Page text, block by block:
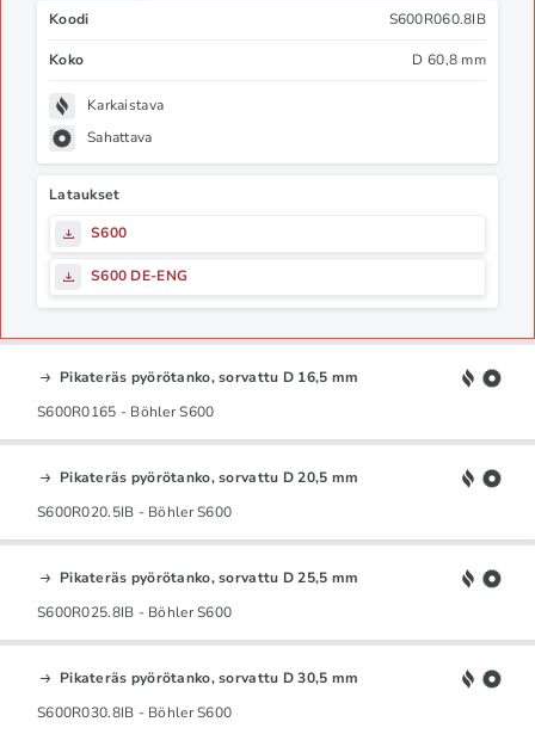
Koodi S600R060.8IB
Koko D 60,8 mm
Karkaistava
Sahattava
Lataukset
S600
S600 DE-ENG
Pikateräs pyörötanko, sorvattu D 16,5 mm
S600R0165 - Böhler S600
Pikateräs pyörötanko, sorvattu D 20,5 mm
S600R020.5IB - Böhler S600
Pikateräs pyörötanko, sorvattu D 25,5 mm
S600R025.8IB - Böhler S600
Pikateräs pyörötanko, sorvattu D 30,5 mm
S600R030.8IB - Böhler S600